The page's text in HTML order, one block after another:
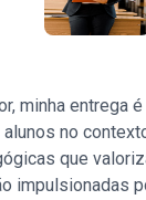
minha entrega
no
que
impulsionadas